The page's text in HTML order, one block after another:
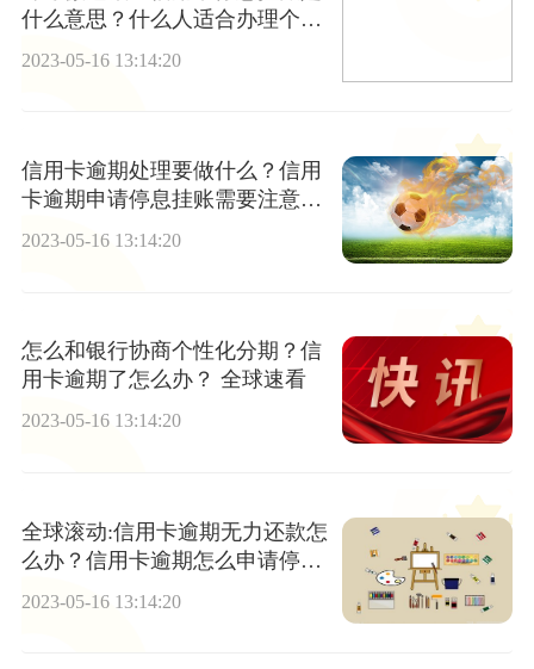
什么意思？什么人适合办理个性
2023-05-16 13:14:20
信用卡逾期处理要做什么？信用
卡逾期申请停息挂账需要注意什
么？
2023-05-16 13:14:20
怎么和银行协商个性化分期？信
用卡逾期了怎么办？ 全球速看
2023-05-16 13:14:20
全球滚动:信用卡逾期无力还款怎
么办？信用卡逾期怎么申请停息
2023-05-16 13:14:20